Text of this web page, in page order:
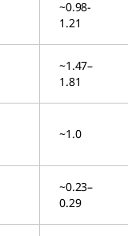
~0.98-
1.21
~1.47–
1.81
~1.0
~0.23–
0.29